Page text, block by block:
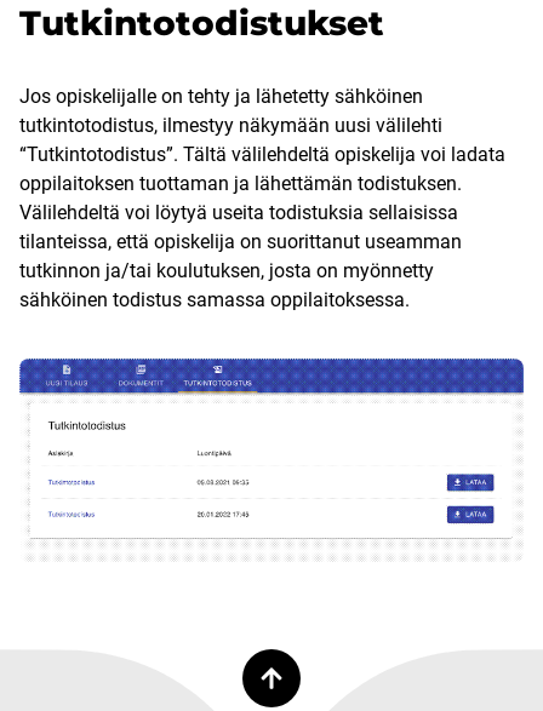
Tutkintotodistukset
Jos opiskelijalle on tehty ja lähetetty sähköinen
tutkintotodistus, ilmestyy näkymään uusi välilehti
“Tutkintotodistus”. Tältä välilehdeltä opiskelija voi ladata
oppilaitoksen tuottaman ja lähettämän todistuksen.
Välilehdeltä voi löytyä useita todistuksia sellaisissa
tilanteissa, että opiskelija on suorittanut useamman
tutkinnon ja/tai koulutuksen, josta on myönnetty
sähköinen todistus samassa oppilaitoksessa.